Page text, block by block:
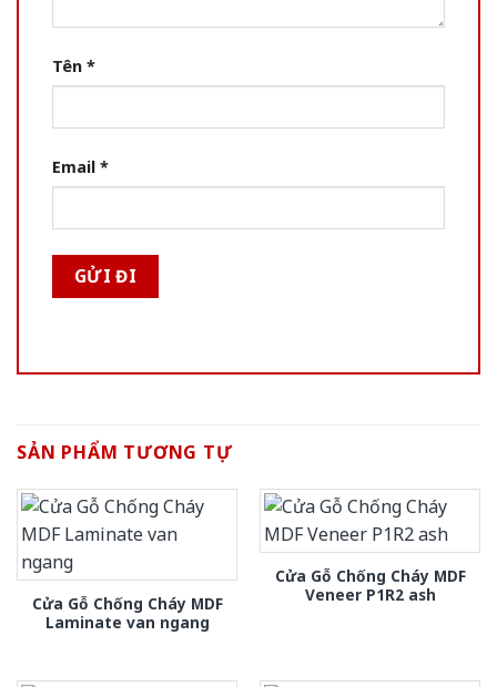
Tên *
Email *
SẢN PHẨM TƯƠNG TỰ
Cửa Gỗ Chống Cháy MDF
Laminate van ngang
Cửa Gỗ Chống Cháy MDF
Veneer P1R2 ash